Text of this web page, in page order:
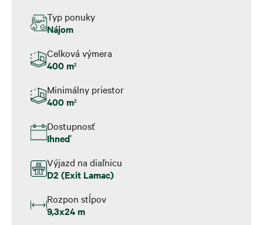
Typ ponuky
Nájom
Celková výmera
400 m2
Minimálny priestor
400 m2
Dostupnosť
Ihneď
Výjazd na diaľnicu
D2 (Exit Lamac)
Rozpon stĺpov
9,3x24 m